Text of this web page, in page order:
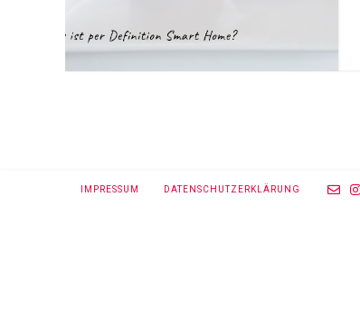
IMPRESSUM DATENSCHUTZERKLÄRUNG